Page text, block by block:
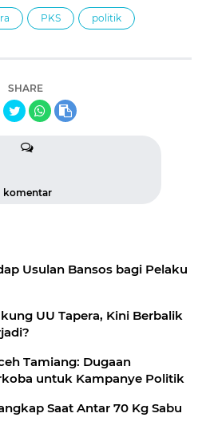
PKS politik
SHARE
komentar
Usulan Bansos bagi Pelaku
UU Tapera, Kini Berbalik
Tamiang: Dugaan
untuk Kampanye Politik
Saat Antar 70 Kg Sabu